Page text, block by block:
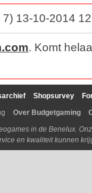
7) 13-10-2014
. Komt
Shopsurvey
Over Budgetgaming
in de Benelux.
en kwaliteit kunnen